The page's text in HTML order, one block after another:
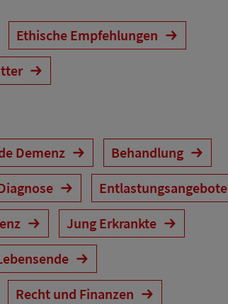
Ethische Empfehlungen
Demenz
Behandlung
Entlastungsangebote
Jung Erkrankte
Recht und Finanzen